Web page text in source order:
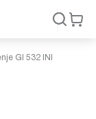
GI 532 INI